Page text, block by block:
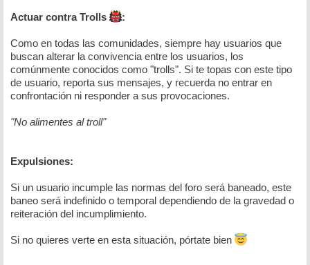
Actuar contra Trolls :
Como en todas las comunidades, siempre hay usuarios que
buscan alterar la convivencia entre los usuarios, los
comúnmente conocidos como "trolls". Si te topas con este tipo
de usuario, reporta sus mensajes, y recuerda no entrar en
confrontación ni responder a sus provocaciones.
"No alimentes al troll"
Expulsiones:
Si un usuario incumple las normas del foro será baneado, este
baneo será indefinido o temporal dependiendo de la gravedad o
reiteración del incumplimiento.
Si no quieres verte en esta situación, pórtate bien